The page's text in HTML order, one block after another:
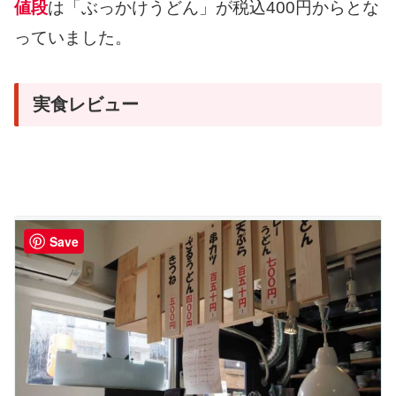
値段は「ぶっかけうどん」が税込400円からとな
っていました。
実食レビュー
Save